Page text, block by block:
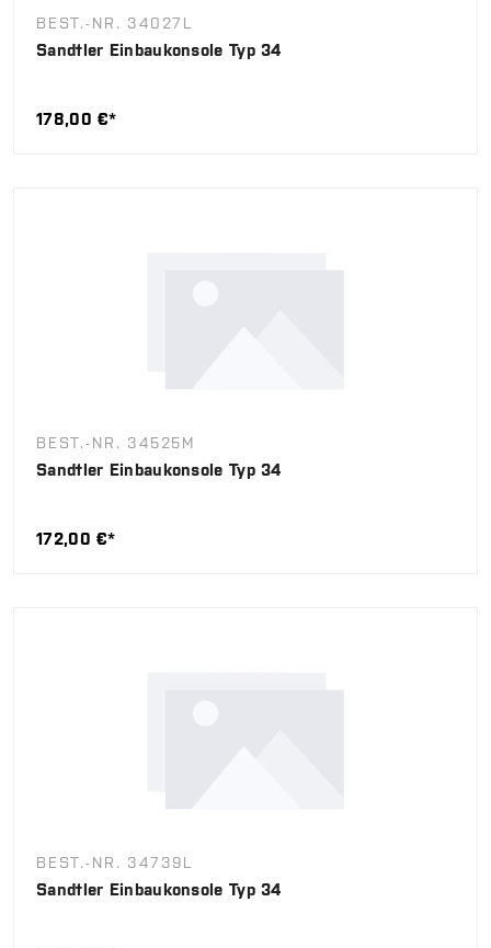
BEST.-NR. 34027L
Sandtler Einbaukonsole Typ 34
178,00 €*
BEST.-NR. 34525M
Sandtler Einbaukonsole Typ 34
172,00 €*
BEST.-NR. 34739L
Sandtler Einbaukonsole Typ 34